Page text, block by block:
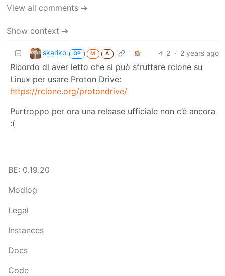
View all comments ➔
Show context ➔
skariko OP M A 2 · 2 years ago
Ricordo di aver letto che si può sfruttare rclone su
Linux per usare Proton Drive:
https://rclone.org/protondrive/
Purtroppo per ora una release ufficiale non c’è ancora
:(
BE: 0.19.20
Modlog
Legal
Instances
Docs
Code